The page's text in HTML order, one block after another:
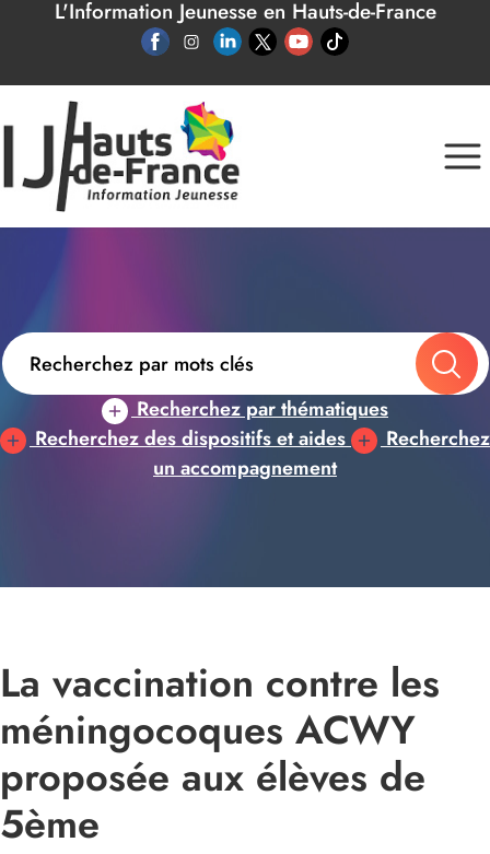
Panneau de gestion des cookies
L'Information Jeunesse en Hauts-de-France
Recherchez par thématiques
Recherchez des dispositifs et aides
Recherchez
un accompagnement
La vaccination contre les
méningocoques ACWY
proposée aux élèves de
5ème